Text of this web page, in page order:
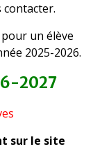
contacter.
un élève
2025-2026.
2027
sur le site